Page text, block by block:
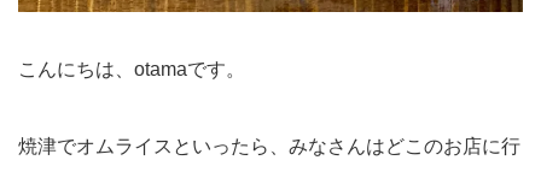
こんにちは、otamaです。
焼津でオムライスといったら、みなさんはどこのお店に行